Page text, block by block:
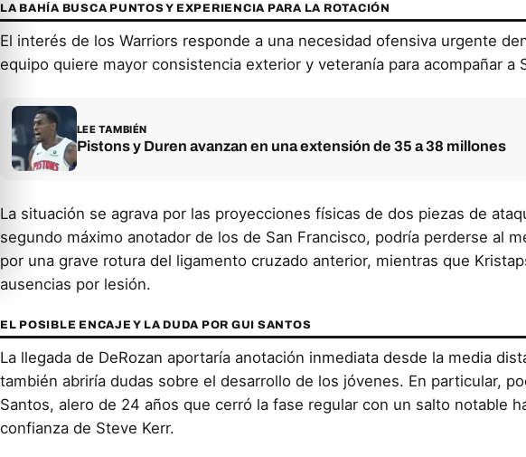
LA BAHÍA BUSCA PUNTOS Y EXPERIENCIA PARA LA ROTACIÓN
El interés de los Warriors responde a una necesidad ofensiva urgente
equipo quiere mayor consistencia exterior y veteranía para acompañar a
LEE TAMBIÉN
Pistons y Duren avanzan en una extensión de 35 a 38 millones
La situación se agrava por las proyecciones físicas de dos piezas de
segundo máximo anotador de los de San Francisco, podría perderse al
por una grave rotura del ligamento cruzado anterior, mientras que
ausencias por lesión.
EL POSIBLE ENCAJE Y LA DUDA POR GUI SANTOS
La llegada de DeRozan aportaría anotación inmediata desde la media
también abriría dudas sobre el desarrollo de los jóvenes. En particular,
Santos, alero de 24 años que cerró la fase regular con un salto notable
confianza de Steve Kerr.